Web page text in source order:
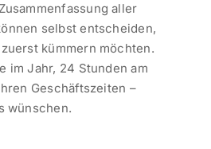
aller
selbst entscheiden,
kümmern möchten.
im Jahr, 24 Stunden am
Geschäftszeiten –
wünschen.